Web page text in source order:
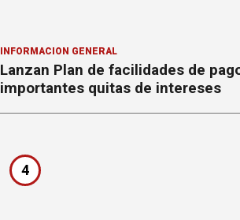
INFORMACION GENERAL
Lanzan Plan de facilidades de
importantes quitas de intereses
4